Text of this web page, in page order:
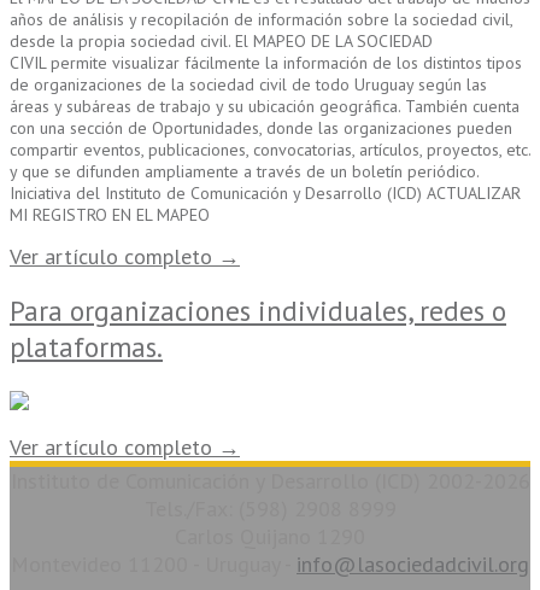
años de análisis y recopilación de información sobre la sociedad civil,
desde la propia sociedad civil. El MAPEO DE LA SOCIEDAD
CIVIL permite visualizar fácilmente la información de los distintos tipos
de organizaciones de la sociedad civil de todo Uruguay según las
áreas y subáreas de trabajo y su ubicación geográfica. También cuenta
con una sección de Oportunidades, donde las organizaciones pueden
compartir eventos, publicaciones, convocatorias, artículos, proyectos, etc.
y que se difunden ampliamente a través de un boletín periódico.
Iniciativa del Instituto de Comunicación y Desarrollo (ICD) ACTUALIZAR
MI REGISTRO EN EL MAPEO
Ver artículo completo →
Para organizaciones individuales, redes o
plataformas.
Ver artículo completo →
info@lasociedadcivil.org